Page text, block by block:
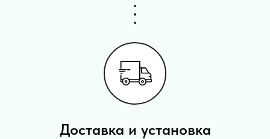
Доставка и установка